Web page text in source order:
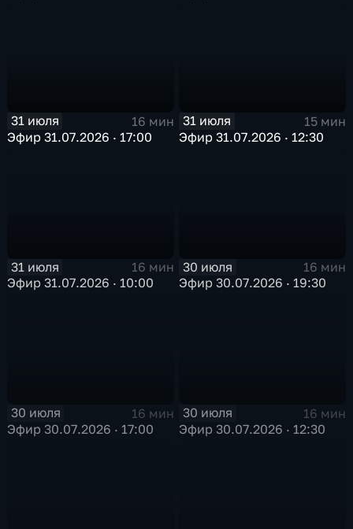
31 июля
16 мин
Эфир 31.07.2026 · 17:00
31 июля
15 мин
Эфир 31.07.2026 · 12:30
31 июля
16 мин
Эфир 31.07.2026 · 10:00
30 июля
16 мин
Эфир 30.07.2026 · 19:30
30 июля
16 мин
Эфир 30.07.2026 · 17:00
30 июля
16 мин
Эфир 30.07.2026 · 12:30